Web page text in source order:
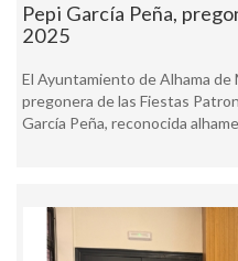
Pepi García Peña,
2025
El Ayuntamiento de Alhama de
pregonera de las Fiestas
García Peña, reconocida